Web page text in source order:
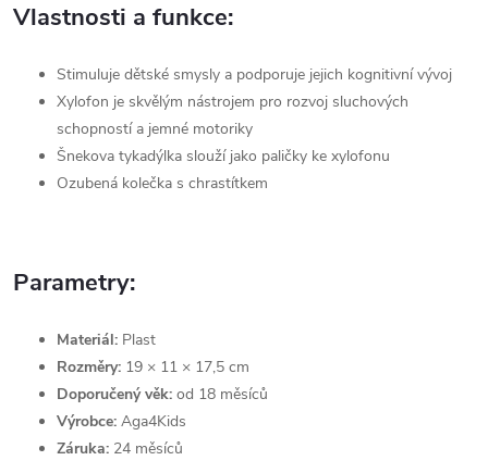
Vlastnosti a funkce:
Stimuluje dětské smysly a podporuje jejich kognitivní vývoj
Xylofon je skvělým nástrojem pro rozvoj sluchových
schopností a jemné motoriky
Šnekova tykadýlka slouží jako paličky ke xylofonu
Ozubená kolečka s chrastítkem
Parametry:
Materiál: Plast
Rozměry: 19 × 11 × 17,5 cm
Doporučený věk: od 18 měsíců
Výrobce: Aga4Kids
Záruka: 24 měsíců